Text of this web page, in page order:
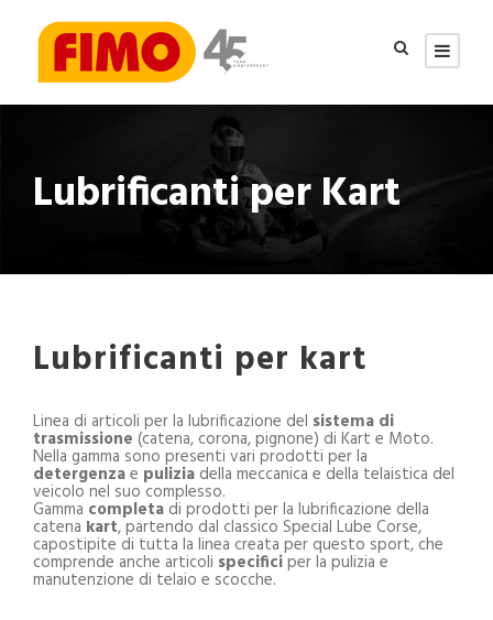
Lubrificanti per Kart
Lubrificanti per kart
Linea di articoli per la lubrificazione del sistema di
trasmissione (catena, corona, pignone) di Kart e Moto.
Nella gamma sono presenti vari prodotti per la
detergenzae pulizia della meccanica e della telaistica del
veicolo nel suo complesso.
Gamma completa di prodotti per la lubrificazione della
catena kart, partendo dal classico Special Lube Corse,
capostipite di tutta la linea creata per questo sport, che
comprende anche articoli specificiper la pulizia e
manutenzione di telaio e scocche.